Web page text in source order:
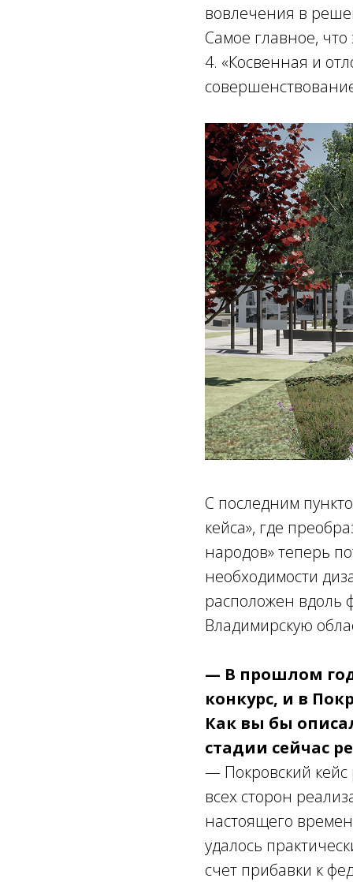
вовлечения в
Самое главное, что
4. «Косвенная и
С последним
кейса», где
народов» теперь
необходимости
расположен вдоль
Владимирскую
— В прошлом
конкурс, и в
Как вы бы
стадии сейчас
— Покровский кейс
всех сторон
настоящего
удалось
счет прибавки к